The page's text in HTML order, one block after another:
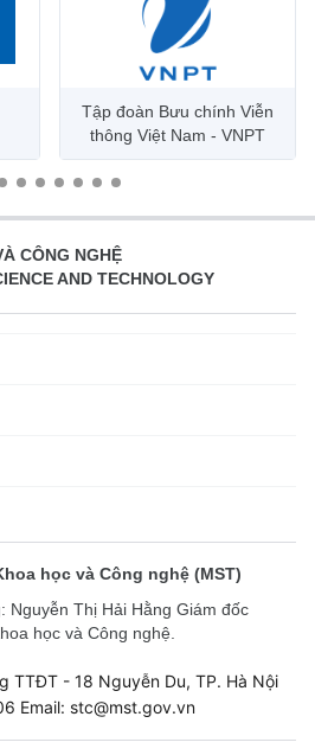
Đỗ Công Anh - Giám đốc Trung tâm
Thông tin.
Tập đoàn Bưu chính Viễn
thông Việt Nam - VNPT
CÔNG NGHỆ
AND TECHNOLOGY
học và Công nghệ (MST)
Nguyễn Thị Hải Hằng Giám đốc
học và Công nghệ.
TTĐT - 18 Nguyễn Du, TP. Hà Nội
Email: stc@mst.gov.vn